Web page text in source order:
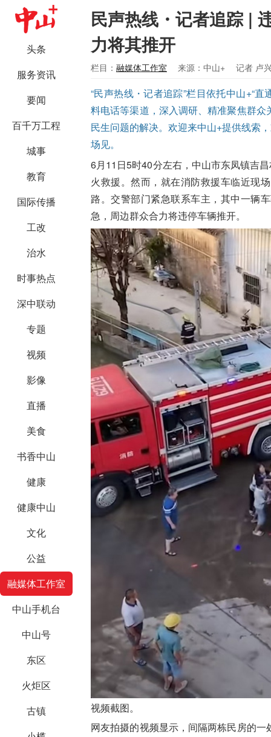
头条
服务资讯
要闻
百千万工程
城事
教育
国际传播
工改
治水
时事热点
深中联动
专题
视频
影像
直播
美食
书香中山
健康
健康中山
文化
公益
融媒体工作室
中山手机台
中山号
东区
火炬区
古镇
民声热线・记者追踪 |
力将其推开
栏目： 融媒体工作室 来源：中山+ 记者 卢
“民声热线・记者追踪”栏目依托中山+“
料电话等渠道，深入调研、精准聚焦群
民生问题的解决。欢迎来中山+提供线索
场见。
6月11日5时40分左右，中山市东凤镇吉
火救援。然而，就在消防救援车临近现
路。交警部门紧急联系车主，其中一辆
急，周边群众合力将违停车辆推开。
视频截图。
网友拍摄的视频显示，间隔两栋民房的